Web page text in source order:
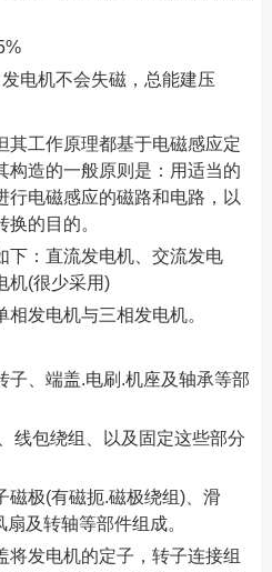
电机不会失磁，总能建压
工作原理都基于电磁感应定
构造的一般原则是：用适当的
行电磁感应的磁路和电路，以
的目的。
：直流发电机、交流发电
机(很少采用)
发电机与三相发电机。
、端盖.电刷.机座及轴承等部
包绕组、以及固定这些部分
极(有磁扼.磁极绕组)、滑
及转轴等部件组成。
发电机的定子，转子连接组